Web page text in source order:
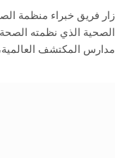
زار فريق خبراء منظمة
الصحية الذي نظمته
مدارس المكتشف